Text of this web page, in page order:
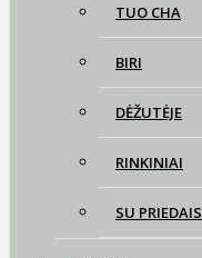
TUO CHA
BIRI
DĖŽUTĖJE
RINKINIAI
SU PRIEDAIS